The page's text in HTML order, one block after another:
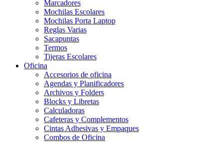
Marcadores
Mochilas Escolares
Mochilas Porta Laptop
Reglas Varias
Sacapuntas
Termos
Tijeras Escolares
Oficina
Accesorios de oficina
Agendas y Planificadores
Archivos y Folders
Blocks y Libretas
Calculadoras
Cafeteras y Complementos
Cintas Adhesivas y Empaques
Combos de Oficina